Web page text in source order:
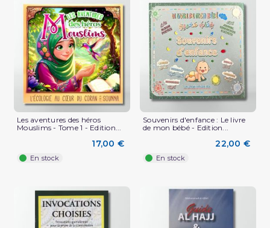
Les aventures des héros
Mouslims - Tome 1 - Edition...
17,00 €
En stock
Souvenirs d'enfance : Le livre
de mon bébé - Edition...
22,00 €
En stock